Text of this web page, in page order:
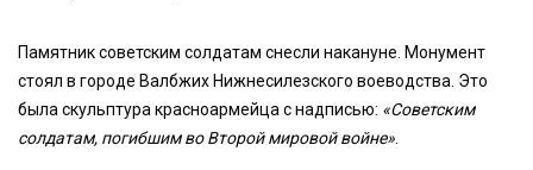
Памятник советским солдатам снесли накануне. Монумент
стоял в городе Валбжих Нижнесилезского воеводства. Это
была скульптура красноармейца с надписью: «Советским
солдатам, погибшим во Второй мировой войне».